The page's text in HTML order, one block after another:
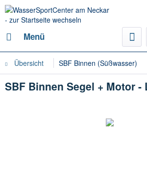
Menü
Übersicht SBF Binnen (Süßwasser)
SBF Binnen Segel + Motor -